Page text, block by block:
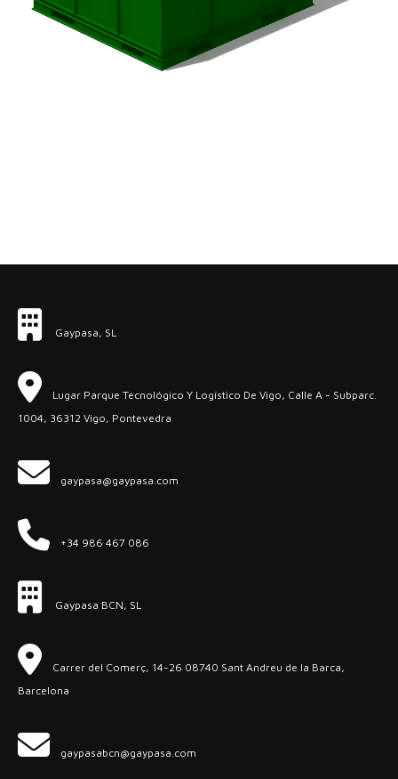
Gaypasa, SL
Lugar Parque Tecnológico Y Logístico De Vigo, Calle A - Subparc.
1004, 36312 Vigo, Pontevedra
gaypasa@gaypasa.com
+34 986 467 086
Gaypasa BCN, SL
Carrer del Comerç, 14-26 08740 Sant Andreu de la Barca,
Barcelona
gaypasabcn@gaypasa.com